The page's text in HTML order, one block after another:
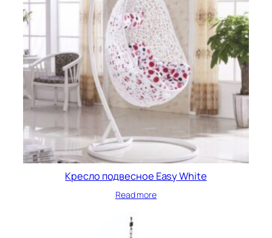
Кресло подвесное Easy White
Read more